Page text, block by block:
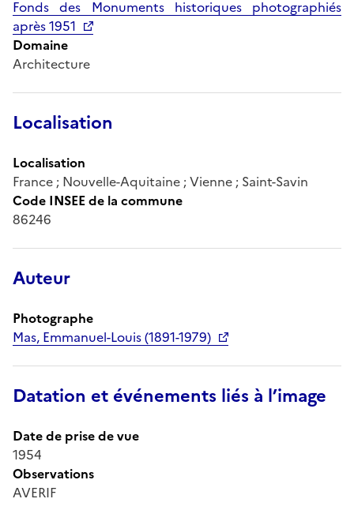
Fonds des Monuments historiques photographiés
après 1951
Domaine
Architecture
Localisation
Localisation
France ; Nouvelle-Aquitaine ; Vienne ; Saint-Savin
Code INSEE de la commune
86246
Auteur
Photographe
Mas, Emmanuel-Louis (1891-1979)
Datation et événements liés à l’image
Date de prise de vue
1954
Observations
AVERIF